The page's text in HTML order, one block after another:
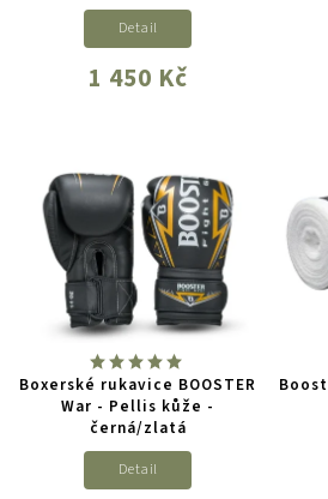
1 450 Kč
Detail
Boxerské rukavice BOOSTER
War - Pellis kůže -
černá/zlatá
Detail